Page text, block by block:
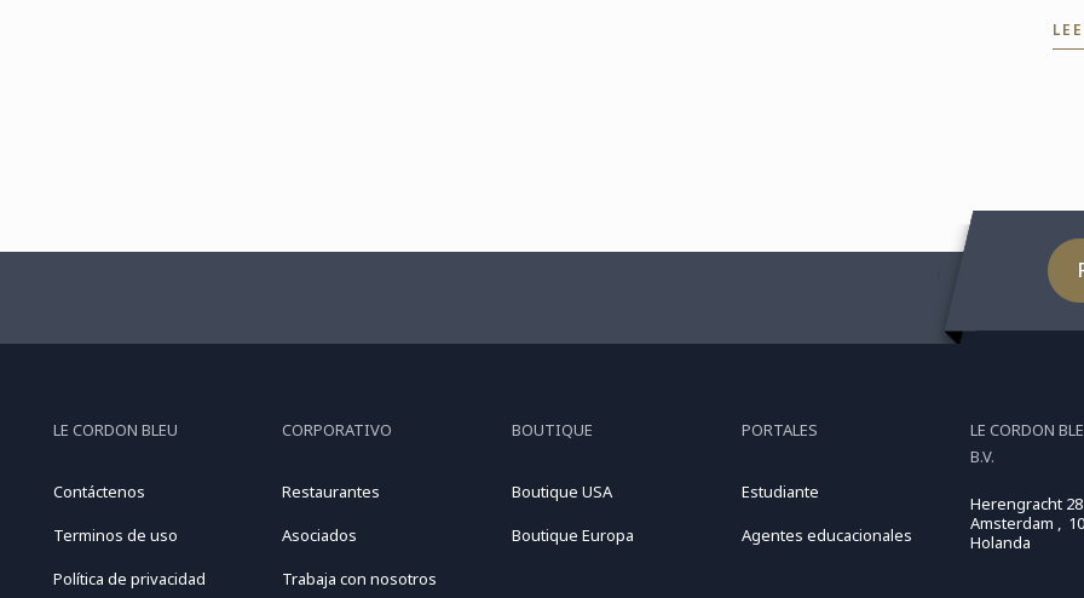
LE CORDON BLEU
Contáctenos
Terminos de uso
Política de privacidad
CORPORATIVO
Restaurantes
Asociados
Trabaja con nosotros
BOUTIQUE
Boutique USA
Boutique Europa
PORTALES
Estudiante
Agentes educacionales
LE CORDON
B.V.
Herengracht 28
Amsterdam ,
Holanda